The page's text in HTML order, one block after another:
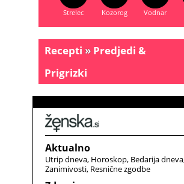
Strelec Kozorog Vodnar
Recepti » Predjedi &
Prigrizki
Aktualno
Utrip dneva Horoskop Bedarija dneva
Zanimivosti Resnične zgodbe